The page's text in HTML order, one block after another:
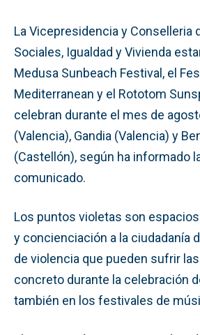
La Vicepresidencia y Conselleria
Sociales, Igualdad y Vivienda
Medusa Sunbeach Festival, el
Mediterranean y el Rototom
celebran durante el mes de
(Valencia), Gandia (Valencia) y
(Castellón), según ha informado
comunicado.
Los puntos violetas son
y concienciación a la ciudadanía
de violencia que pueden sufrir
concreto durante la celebración
también en los festivales de